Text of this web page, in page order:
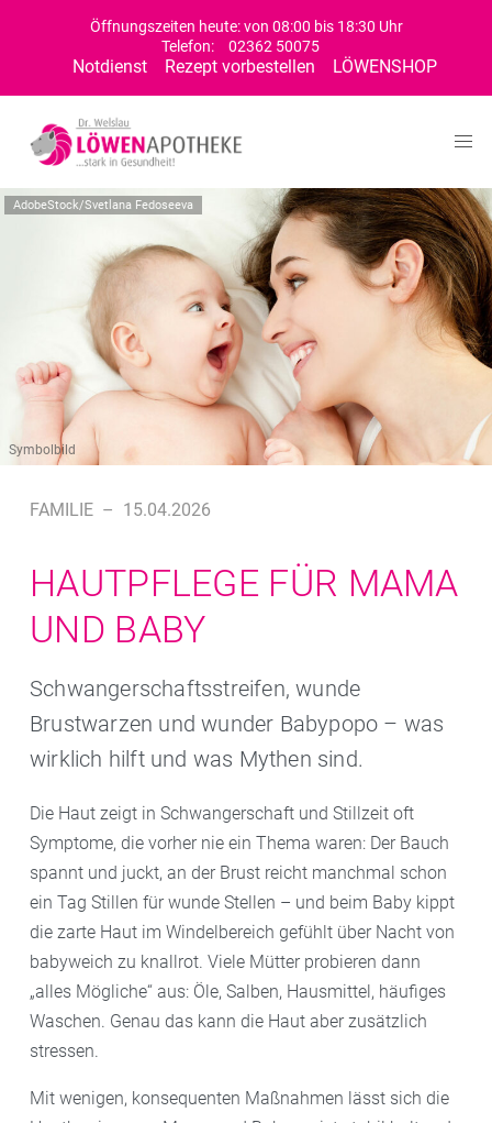
Öffnungszeiten heute: von 08:00 bis 18:30 Uhr
Telefon:
02362 50075
Notdienst Rezept vorbestellen LÖWENSHOP
AdobeStock/Svetlana Fedoseeva
Symbolbild
FAMILIE – 15.04.2026
HAUTPFLEGE FÜR MAMA
UND BABY
Schwangerschaftsstreifen, wunde
Brustwarzen und wunder Babypopo – was
wirklich hilft und was Mythen sind.
Die Haut zeigt in Schwangerschaft und Stillzeit oft
Symptome, die vorher nie ein Thema waren: Der Bauch
spannt und juckt, an der Brust reicht manchmal schon
ein Tag Stillen für wunde Stellen – und beim Baby kippt
die zarte Haut im Windelbereich gefühlt über Nacht von
babyweich zu knallrot. Viele Mütter probieren dann
„alles Mögliche“ aus: Öle, Salben, Hausmittel, häufiges
Waschen. Genau das kann die Haut aber zusätzlich
stressen.
Mit wenigen, konsequenten Maßnahmen lässt sich die